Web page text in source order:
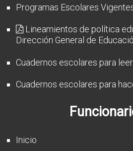
Programas Escolares
Lineamientos de política
Dirección General de
Cuadernos escolares para
Cuadernos escolares para
Inicio